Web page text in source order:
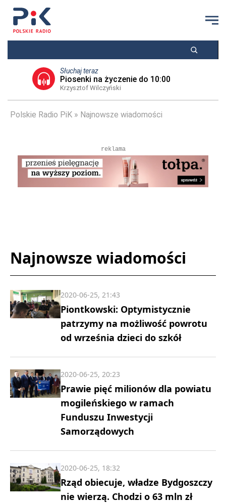
Słuchaj teraz
Piosenki na życzenie do 10:00
Krzysztof Wilczyński
Polskie Radio PiK Najnowsze wiadomości
reklama
Najnowsze wiadomości
Piontkowski: Optymistycznie
patrzymy na możliwość powrotu
od września dzieci do szkół
2020-06-25, 21:43
Prawie pięć milionów dla powiatu
mogileńskiego w ramach
Funduszu Inwestycji
Samorządowych
2020-06-25, 20:23
Rząd obiecuje, władze Bydgoszczy
nie wierzą. Chodzi o 63 mln zł
2020-06-25, 18:32